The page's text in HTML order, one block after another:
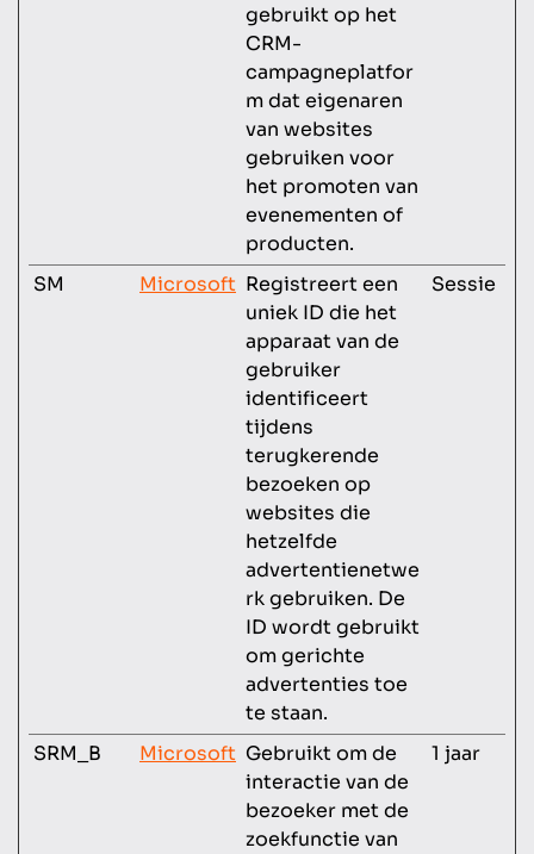
gebruikt op het
CRM-
campagneplatfor
m dat eigenaren
van websites
gebruiken voor
het promoten van
evenementen of
producten.
SM Microsoft Registreert een
uniek ID die het
apparaat van de
gebruiker
identificeert
tijdens
terugkerende
bezoeken op
websites die
hetzelfde
advertentienetwe
rk gebruiken. De
ID wordt gebruikt
om gerichte
advertenties toe
te staan.
Sessie
SRM_B Microsoft Gebruikt om de
interactie van de
bezoeker met de
zoekfunctie van
1 jaar